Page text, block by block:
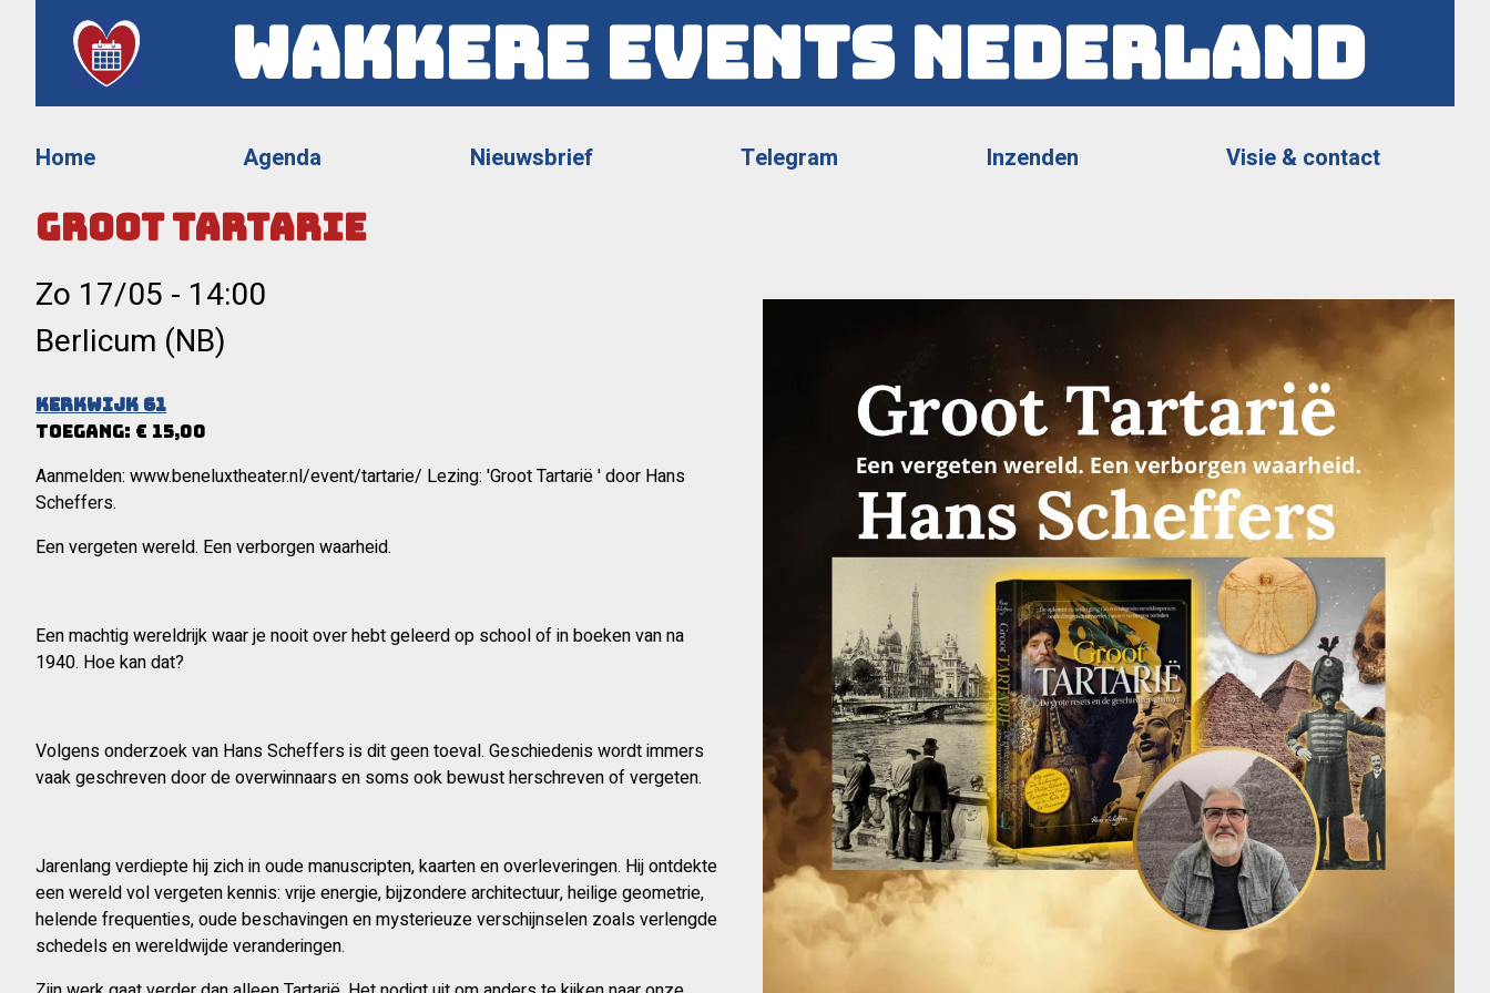
Wakkere Events Nederland
Home Agenda Nieuwsbrief Telegram Inzenden Visie & contact
Groot Tartarie
Zo 17/05 - 14:00
Berlicum (NB)
Kerkwijk 61
Toegang: € 15,00
Aanmelden: www.beneluxtheater.nl/event/tartarie/ Lezing: 'Groot Tartarië ' door Hans
Scheffers.
Een vergeten wereld. Een verborgen waarheid.
Een machtig wereldrijk waar je nooit over hebt geleerd op school of in boeken van na
1940. Hoe kan dat?
Volgens onderzoek van Hans Scheffers is dit geen toeval. Geschiedenis wordt immers
vaak geschreven door de overwinnaars en soms ook bewust herschreven of vergeten.
Jarenlang verdiepte hij zich in oude manuscripten, kaarten en overleveringen. Hij ontdekte
een wereld vol vergeten kennis: vrije energie, bijzondere architectuur, heilige geometrie,
helende frequenties, oude beschavingen en mysterieuze verschijnselen zoals verlengde
schedels en wereldwijde veranderingen.